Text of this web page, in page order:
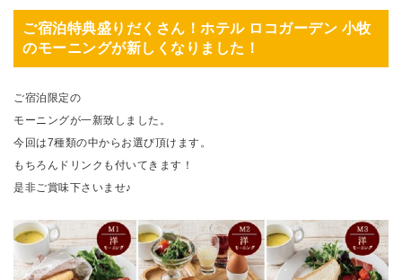
ご宿泊特典盛りだくさん！ホテル ロコガーデン 小牧
のモーニングが新しくなりました！
ご宿泊限定の
モーニングが一新致しました。
今回は7種類の中からお選び頂けます。
もちろんドリンクも付いてきます！
是非ご賞味下さいませ♪